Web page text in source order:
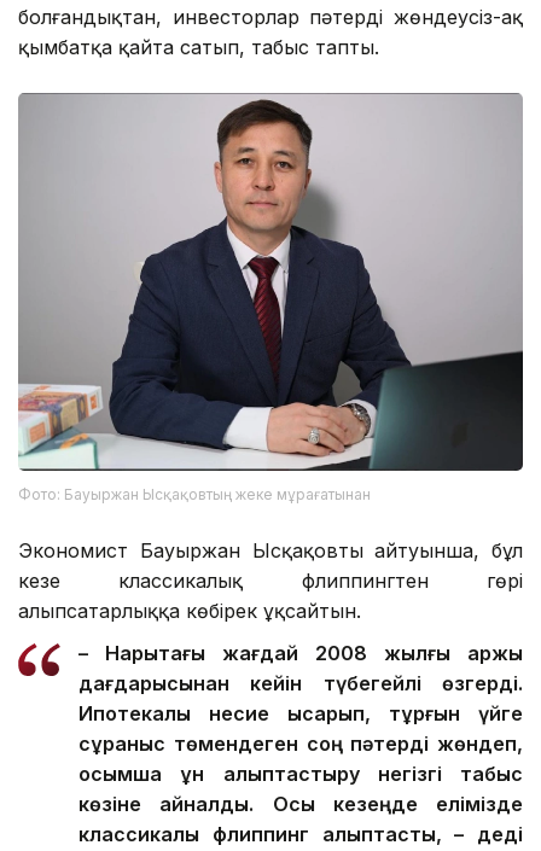
болғандықтан, инвесторлар пәтерді жөндеусіз-ақ
қымбатқа қайта сатып, табыс тапты.
Фото: Бауыржан Ысқақовтың жеке мұрағатынан
Экономист Бауыржан Ысқақовтың айтуынша, бұл
кезең классикалық флиппингтен гөрі
алыпсатарлыққа көбірек ұқсайтын.
– Нарықтағы жағдай 2008 жылғы қаржы
дағдарысынан кейін түбегейлі өзгерді.
Ипотекалық несие қысқарып, тұрғын үйге
сұраныс төмендеген соң пәтерді жөндеп,
қосымша құн қалыптастыру негізгі табыс
көзіне айналды. Осы кезеңде елімізде
классикалық флиппинг қалыптасты, – деді